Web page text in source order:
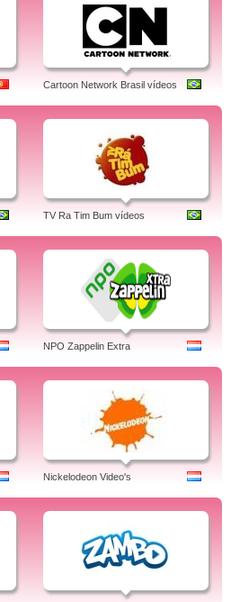
Cartoon Network Brasil vídeos
TV Ra Tim Bum vídeos
NPO Zappelin Extra
Nickelodeon Video's